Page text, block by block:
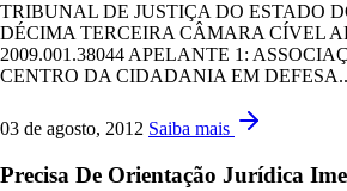
TRIBUNAL DE JUSTIÇA DO ESTADO
DÉCIMA TERCEIRA CÂMARA CÍVEL
2009.001.38044 APELANTE 1:
CENTRO DA CIDADANIA EM
03 de agosto, 2012 Saiba mais
Precisa De Orientação Jurídica